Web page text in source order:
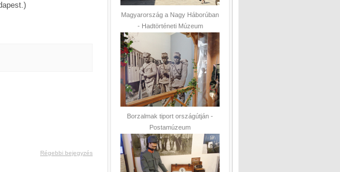
Régebbi bejegyzés
Magyarország a Nagy Háborúban
- Hadtörténeti Múzeum
Borzalmak tiport országútján -
Postamúzeum